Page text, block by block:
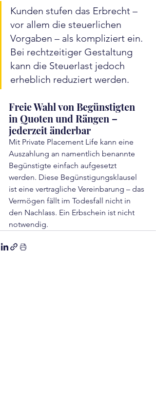
Kunden stufen das Erbrecht –
vor allem die steuerlichen
Vorgaben – als kompliziert ein.
Bei rechtzeitiger Gestaltung
kann die Steuerlast jedoch
erheblich reduziert werden.
Freie Wahl von Begünstigten
in Quoten und Rängen –
jederzeit änderbar
Mit Private Placement Life kann eine
Auszahlung an namentlich benannte
Begünstigte einfach aufgesetzt
werden. Diese Begünstigungsklausel
ist eine vertragliche Vereinbarung – das
Vermögen fällt im Todesfall nicht in
den Nachlass. Ein Erbschein ist nicht
notwendig.